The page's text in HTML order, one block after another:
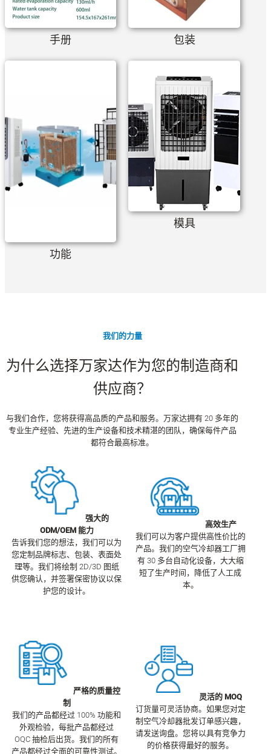
手册 包装
功能
模具
我们的力量
为什么选择万家达作为您的制造商和
供应商？
与我们合作，您将获得高品质的产品和服务。万家达拥有 20 多年的
专业生产经验、先进的生产设备和技术精湛的团队，确保每件产品
都符合最高标准。
强大的
ODM/OEM 能力
告诉我们您的想法，我们可以为
您定制品牌标志、包装、表面处
理等。我们将绘制 2D/3D 图纸
供您确认，并签署保密协议以保
护您的设计。
高效生产
我们可以为客户提供高性价比的
产品。我们的空气冷却器工厂拥
有 30 多台自动化设备，大大缩
短了生产时间，降低了人工成
本。
严格的质量控
制
我们的产品都经过 100% 功能和
外观检验，每批产品都经过
OQC 抽检后出货。我们的所有
产品都经过全面的可靠性测试。
灵活的 MOQ
订货量可灵活协商。如果您对定
制空气冷却器批发订单感兴趣，
请发送询盘。您将以具有竞争力
的价格获得最好的服务。